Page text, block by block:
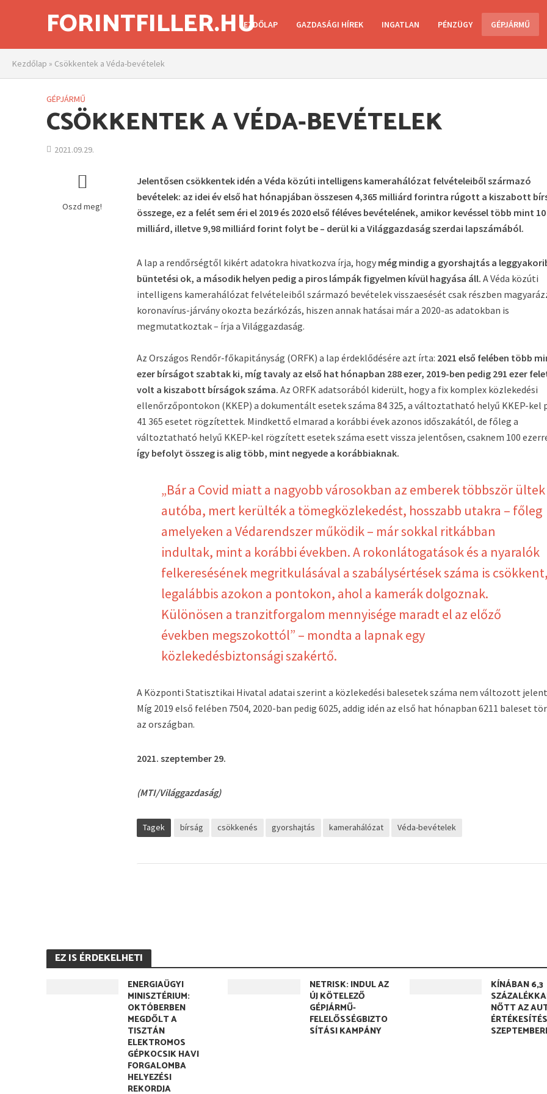
FORINTFILLER.HUKEZDŐLAP GAZDASÁGI HÍREK INGATLAN PÉNZÜGY GÉPJÁRMŰ
Kezdőlap » Csökkentek a Véda-bevételek
GÉPJÁRMŰ
CSÖKKENTEK A VÉDA-BEVÉTELEK
2021.09.29.
Oszd meg!
Jelentősen csökkentek idén a Véda közúti intelligens kamerahálózat felvételeiből származó
bevételek: az idei év első hat hónapjában összesen 4,365 milliárd forintra rúgott a kiszabott
összege, ez a felét sem éri el 2019 és 2020 első féléves bevételének, amikor kevéssel több mint 10
milliárd, illetve 9,98 milliárd forint folyt be – derül ki a Világgazdaság szerdai lapszámából.
A lap a rendőrségtől kikért adatokra hivatkozva írja, hogy még mindig a gyorshajtás a
büntetési ok, a második helyen pedig a piros lámpák figyelmen kívül hagyása áll. A Véda közúti
intelligens kamerahálózat felvételeiből származó bevételek visszaesését csak részben
koronavírus-járvány okozta bezárkózás, hiszen annak hatásai már a 2020-as adatokban is
megmutatkoztak – írja a Világgazdaság.
Az Országos Rendőr-főkapitányság (ORFK) a lap érdeklődésére azt írta: 2021 első felében több
ezer bírságot szabtak ki, míg tavaly az első hat hónapban 288 ezer, 2019-ben pedig 291 ezer
volt a kiszabott bírságok száma.Az ORFK adatsorából kiderült, hogy a fix komplex közlekedési
ellenőrzőpontokon (KKEP) a dokumentált esetek száma 84 325, a változtatható helyű KKEP-kel
41 365 esetet rögzítettek. Mindkettő elmarad a korábbi évek azonos időszakától, de főleg a
változtatható helyű KKEP-kel rögzített esetek száma esett vissza jelentősen, csaknem 100
így befolyt összeg is alig több, mint negyede a korábbiaknak.
„Bár a Covid miatt a nagyobb városokban az emberek többször ültek
autóba, mert kerülték a tömegközlekedést, hosszabb utakra – főleg
amelyeken a Védarendszer működik – már sokkal ritkábban
indultak, mint a korábbi években. A rokonlátogatások és a nyaralók
felkeresésének megritkulásával a szabálysértések száma is csökkent,
legalábbis azokon a pontokon, ahol a kamerák dolgoznak.
Különösen a tranzitforgalom mennyisége maradt el az előző
években megszokottól” – mondta a lapnak egy
közlekedésbiztonsági szakértő.
A Központi Statisztikai Hivatal adatai szerint a közlekedési balesetek száma nem változott
Míg 2019 első felében 7504, 2020-ban pedig 6025, addig idén az első hat hónapban 6211 baleset
az országban.
2021. szeptember 29.
(MTI/Világgazdaság)
Tagek bírság csökkenés gyorshajtás kamerahálózat Véda-bevételek
EZ IS ÉRDEKELHETI
ENERGIAÜGYI
MINISZTÉRIUM:
OKTÓBERBEN
MEGDŐLT A
TISZTÁN
ELEKTROMOS
GÉPKOCSIK HAVI
FORGALOMBA
HELYEZÉSI
REKORDJA
NETRISK: INDUL AZ
ÚJ KÖTELEZŐ
GÉPJÁRMŰ-
FELELŐSSÉGBIZTO
SÍTÁSI KAMPÁNY
KÍNÁBAN 6,3
NŐTT AZ